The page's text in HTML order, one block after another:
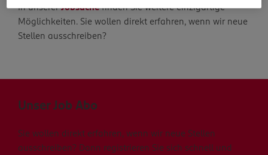
In unsererJobsuchefinden Sie weitere einzigartige
Möglichkeiten. Sie wollen direkt erfahren, wenn wir neue
Stellen ausschreiben?
Unser Job Abo
Sie wollen direkt erfahren, wenn wir neue Stellen
ausschreiben? Dann registrieren Sie sich schnell und